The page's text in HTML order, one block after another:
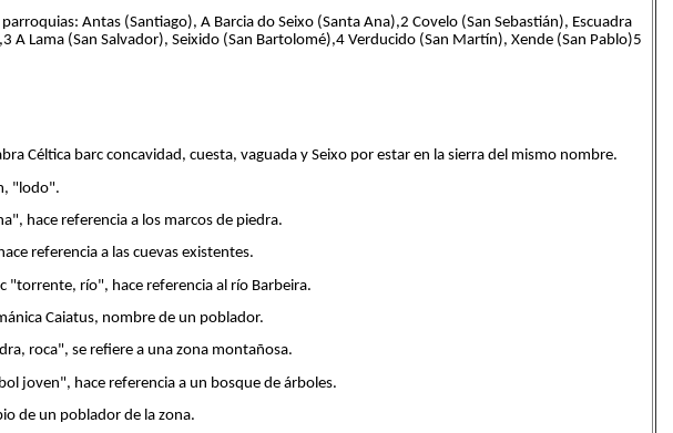
Antas (Santiago), A Barcia do Seixo (Santa Ana),2​ Covelo (San Sebastián), Escuadra
A Lama (San Salvador), Seixido (San Bartolomé),4​ Verducido (San Martín), Xende (San Pablo)5​
Céltica barc concavidad, cuesta, vaguada y Seixo por estar en la sierra del mismo nombre.
"lodo".
hace referencia a los marcos de piedra.
referencia a las cuevas existentes.
"torrente, río", hace referencia al río Barbeira.
Caiatus, nombre de un poblador.
roca", se refiere a una zona montañosa.
joven", hace referencia a un bosque de árboles.
de un poblador de la zona.